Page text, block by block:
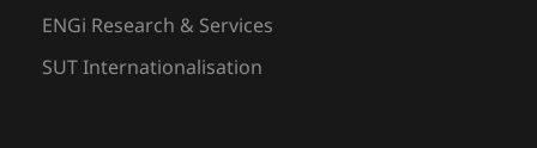
ENGi Research & Services
SUT Internationalisation